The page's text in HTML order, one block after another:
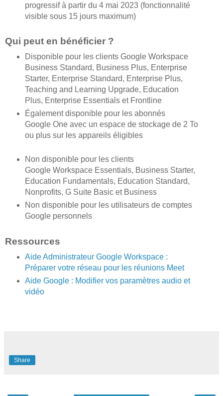
progressif à partir du 4 mai 2023 (fonctionnalité
visible sous 15 jours maximum)
Qui peut en bénéficier ?
Disponible pour les clients Google Workspace
Business Standard, Business Plus, Enterprise
Starter, Enterprise Standard, Enterprise Plus,
Teaching and Learning Upgrade, Education
Plus, Enterprise Essentials et Frontline
Également disponible pour les abonnés
Google One avec un espace de stockage de 2 To
ou plus sur les appareils éligibles
Non disponible pour les clients
Google Workspace Essentials, Business Starter,
Education Fundamentals, Education Standard,
Nonprofits, G Suite Basic et Business
Non disponible pour les utilisateurs de comptes
Google personnels
Ressources
Aide Administrateur Google Workspace :
Préparer votre réseau pour les réunions Meet
Aide Google : Modifier vos paramètres audio et
vidéo
Share